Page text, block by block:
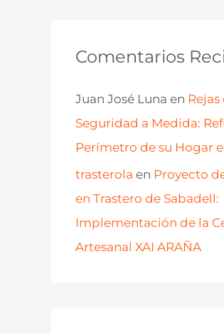
Comentarios
Juan José Luna en Rejas
Seguridad a Medida:
Perímetro de su Hogar
trasterola en Proyecto
en Trastero de Sabadell:
Implementación de la
Artesanal XAI ARAÑA